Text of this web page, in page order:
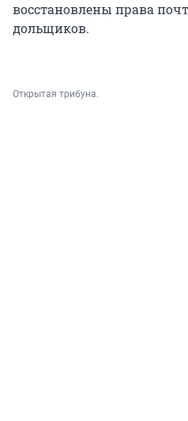
восстановлены права
дольщиков.
Открытая трибуна.